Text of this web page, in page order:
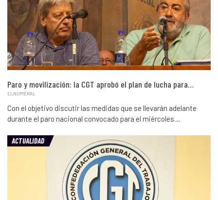
Paro y movilización: la CGT aprobó el plan de lucha para…
ELNUMERAL
Con el objetivo discutir las medidas que se llevarán adelante
durante el paro nacional convocado para el miércoles…
ACTUALIDAD